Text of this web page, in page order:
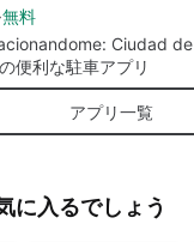
無料
Ciudad
便利な駐車アプリ
アプリ一覧
に入るでしょう